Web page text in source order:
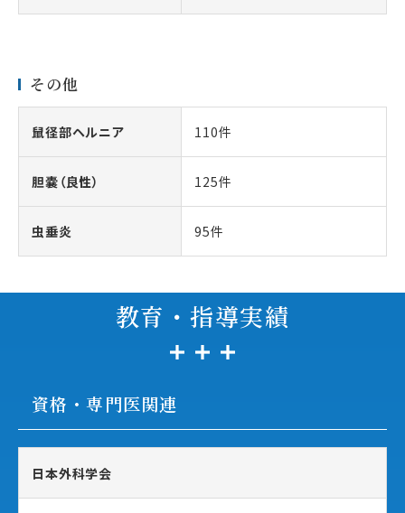
その他
鼠径部ヘルニア 110件
胆嚢（良性） 125件
虫垂炎 95件
教育・指導実績
資格・専門医関連
日本外科学会